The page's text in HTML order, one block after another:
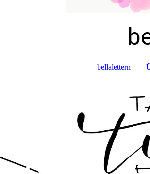
bellalettern